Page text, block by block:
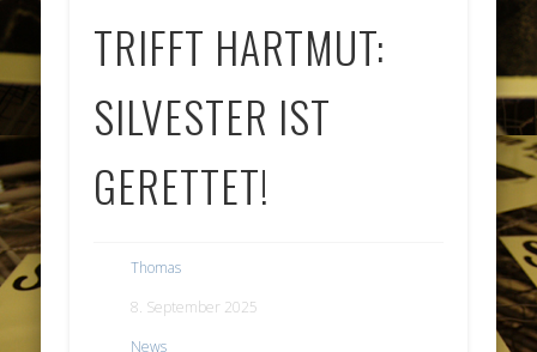
TRIFFT HARTMUT:
SILVESTER IST
GERETTET!
Thomas
8. September 2025
News